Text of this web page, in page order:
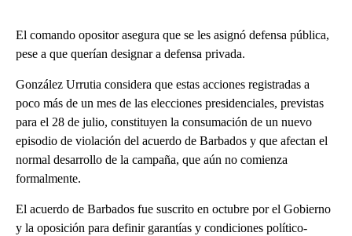
El comando opositor asegura que se les asignó defensa pública,
pese a que querían designar a defensa privada.
González Urrutia considera que estas acciones registradas a
poco más de un mes de las elecciones presidenciales, previstas
para el 28 de julio, constituyen la consumación de un nuevo
episodio de violación del acuerdo de Barbados y que afectan el
normal desarrollo de la campaña, que aún no comienza
formalmente.
El acuerdo de Barbados fue suscrito en octubre por el Gobierno
y la oposición para definir garantías y condiciones político-